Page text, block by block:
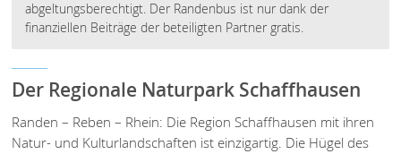
abgeltungsberechtigt. Der Randenbus ist nur dank der
finanziellen Beiträge der beteiligten Partner gratis.
Der Regionale Naturpark Schaffhausen
Randen – Reben – Rhein: Die Region Schaffhausen mit ihren
Natur- und Kulturlandschaften ist einzigartig. Die Hügel des